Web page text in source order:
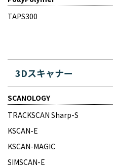
TAPS300
3Dスキャナー
SCANOLOGY
TRACKSCAN Sharp-S
KSCAN-E
KSCAN-MAGIC
SIMSCAN-E